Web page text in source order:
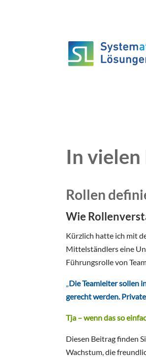
In vielen
Rollen
Wie
Kürzlich hatte ich mit
Mittelständlers eine
Führungsrolle von
Die Teamleiter sollen
gerecht werden.
Tja – wenn das so
Diesen Beitrag finden
Wachstum, die